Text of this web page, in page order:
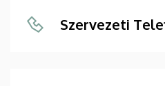
Szervezeti